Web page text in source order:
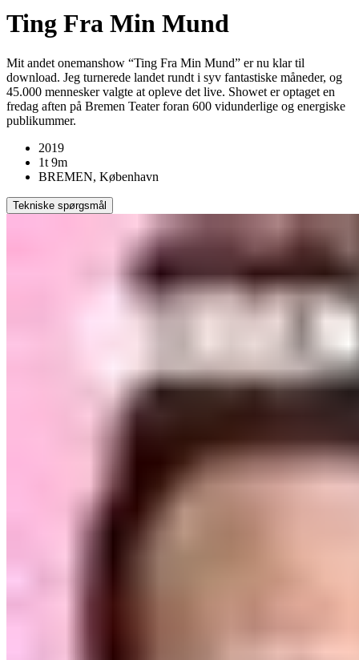
Ting Fra Min Mund
Mit andet onemanshow “Ting Fra Min Mund” er nu klar til
download. Jeg turnerede landet rundt i syv fantastiske måneder, og
45.000 mennesker valgte at opleve det live. Showet er optaget en
fredag aften på Bremen Teater foran 600 vidunderlige og energiske
publikummer.
2019
1t 9m
BREMEN, København
Tekniske spørgsmål